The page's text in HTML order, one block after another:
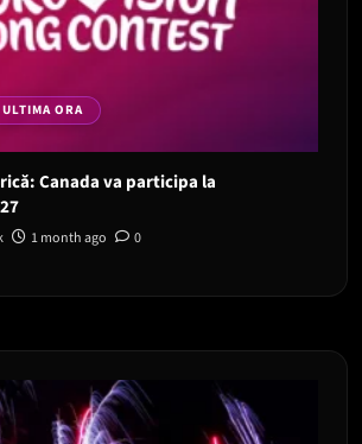
ULTIMA ORA
Canada va participa la
1 month ago 0